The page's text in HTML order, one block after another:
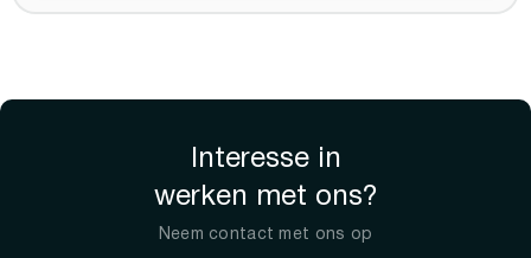
Interesse in
werken met ons?
Neem contact met ons op